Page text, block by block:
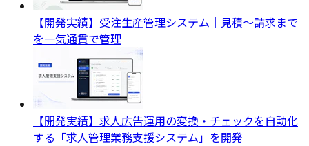
【開発実績】受注生産管理システム｜見積〜請求まで
を一気通貫で管理
【開発実績】求人広告運用の変換・チェックを自動化
する「求人管理業務支援システム」を開発